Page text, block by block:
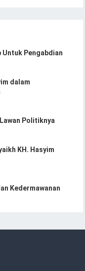
Untuk Pengabdian
dalam
Politiknya
KH. Hasyim
Kedermawanan